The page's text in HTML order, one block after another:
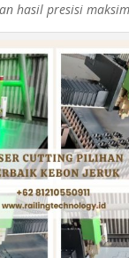
hasil presisi